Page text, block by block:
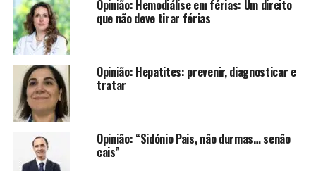
Opinião: Hemodiálise em férias: Um direito
que não deve tirar férias
Opinião: Hepatites: prevenir, diagnosticar e
tratar
Opinião: “Sidónio Pais, não durmas… senão
cais”